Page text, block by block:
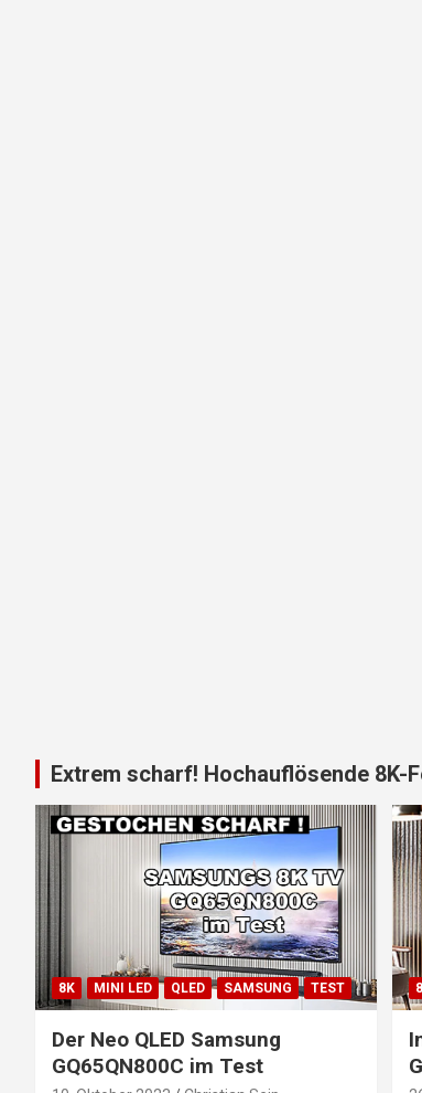
Extrem scharf! Hochauflösende 8K-
8K MINI LED QLED SAMSUNG TEST
Der Neo QLED Samsung
GQ65QN800C im Test